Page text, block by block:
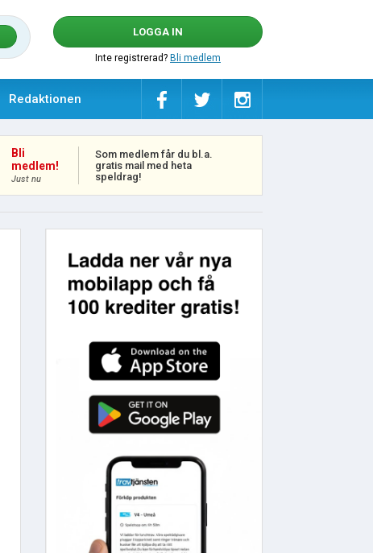
LOGGA IN
Inte registrerad? Bli medlem
Redaktionen
Bli
medlem!
Just nu
Som medlem får du bl.a.
gratis mail med heta
speldrag!